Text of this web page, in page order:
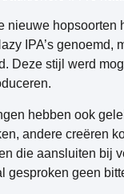
nieuwe
IPA’s
Deze stijl werd
hebben ook
andere creëren
die aansluiten
gesproken geen